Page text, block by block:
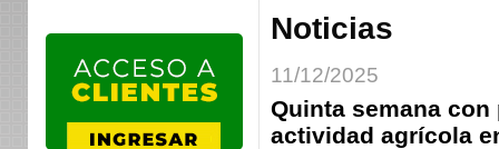
Noticias
11/12/2025
Quinta semana
actividad agrícola